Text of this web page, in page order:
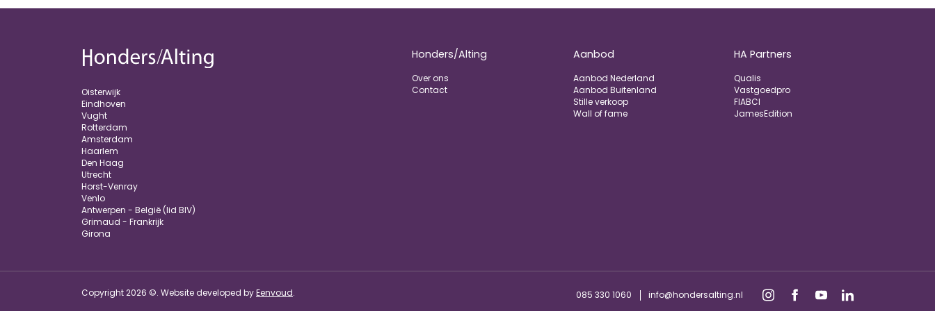
Oisterwijk
Eindhoven
Vught
Rotterdam
Amsterdam
Haarlem
Den Haag
Utrecht
Horst-Venray
Venlo
Antwerpen - België (lid BIV)
Grimaud - Frankrijk
Girona
Honders/Alting
Over ons
Contact
Aanbod
Aanbod Nederland
Aanbod Buitenland
Stille verkoop
Wall of fame
HA Partners
Qualis
Vastgoedpro
FIABCI
JamesEdition
Copyright 2026 ©. Website developed byEenvoud. 085 330 1060 info@hondersalting.nl